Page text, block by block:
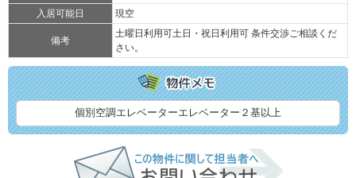
入居可能日
現空
備考
土曜日利用可土日・祝日利用可 条件交渉ご相談くだ
さい。
個別空調エレベーターエレベーター２基以上